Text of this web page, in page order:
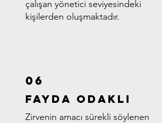
çalışan yönetici seviyesindeki
kişilerden oluşmaktadır.
06
FAYDA ODAKLI
Zirvenin amacı sürekli söylenen